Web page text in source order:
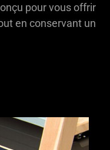
pour vous offrir
en conservant un